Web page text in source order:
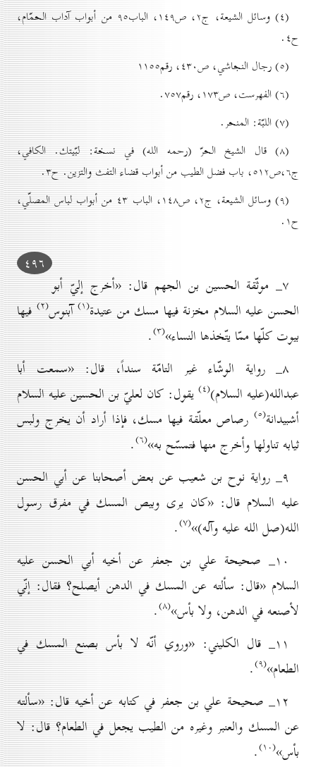
(٤) وسائل الشيعة، ج۲، ص۱٤۹، الباب۹٥ من أبواب آداب الحمّام،
ح٤.
(٥) رجال النجاشي، ص٤۳٠، رقم۱۱٥٥
(٦) الفهرست، ص۱۷۳، رقم۷٥۷.
(۷) اللبّة: المنحر.
(۸) قال الشيخ الحرّ (رحمه الله) في نسخة: لبّيتك. الکافي،
ج٦‌،ص٥۱۲، باب فضل الطيب من أبواب قضاء التفث والتزین. ح۳.
(۹) وسائل الشيعة، ج۲، ص۱٤۸، الباب ٤۳ من أبواب لباس المصلّي،
ح۱.
٤۹٦
۷_ موثّقة الحسين بن الجهم قال: «أخرج إليّ أبو
الحسن عليه السلام مخزنة فيها مسك من عتيدة(۱) آبنوس(۲) فيها
بيوت كلّها ممّا يتّخذها النساء»(۳) .
۸_ رواية الوشّاء غير التامّة سنداً، قال: «سمعت أبا
عبدالله(عليه السلام)(٤)
يقول: كان لعليّ بن الحسين عليه السلام
أشبيدانة(٥)
رصاص معلّقة فيها مسك، فإذا أراد أن يخرج ولبس
ثيابه تناولها وأخرج منها فتمسّح به»(٦) .
۹_ رواية نوح بن شعيب عن بعض أصحابنا عن أبي الحسن
عليه السلام قال: «كان يرى وبيص المسك في مفرق رسول
الله(صل الله عليه وآله)»(۷) .
۱٠_ صحيحة علي بن جعفر عن أخيه أبي الحسن عليه
السلام «قال: سألته عن المسك في الدهن أيصلح؟ فقال: إنّي
لأصنعه في الدهن، ولا بأس»(۸) .
۱۱_ قال الكليني: «وروي أنّه لا بأس بصنع المسك في
الطعام»(۹) .
۱۲_ صحيحة علي بن جعفر في كتابه عن أخيه قال: «سألته
عن المسك والعنبر وغيره من الطيب يجعل في الطعام؟ قال: لا
بأس»(۱٠) .